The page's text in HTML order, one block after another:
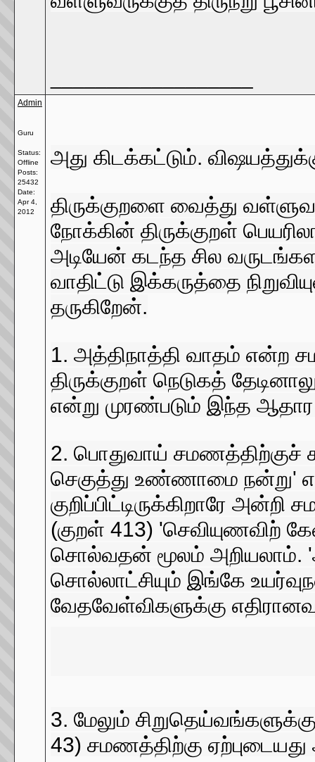
Admin
Guru
Status:
Offline
Posts:
25432
Date:
Apr 4,
2012
அது கிடக்கட்டும்.
திருக்குறளை வைத்து
நோக்கின் திருக்குறள்
அடியேன் கடந்த சில
வாதிட்டு இக்கருத்தை
தருகிறேன்.
1. அத்திநாத்தி வாதம் என்ற
திருக்குறள் நெடுகத்
என்று முரண்படும் இந்த
2. பொதுவாய் சமணத்திற்குச்
செகுத்து உண்ணாமை நன்று'
குறிப்பிட்டிருக்கிறாரே
(குறள் 413) 'செவியுணவிற்
சொல்வதன் மூலம் அறியலாம்.
சொல்லாட்சியும் இங்கே
வேதவேள்விகளுக்கு
3. மேலும்
43) சமணத்திற்கு